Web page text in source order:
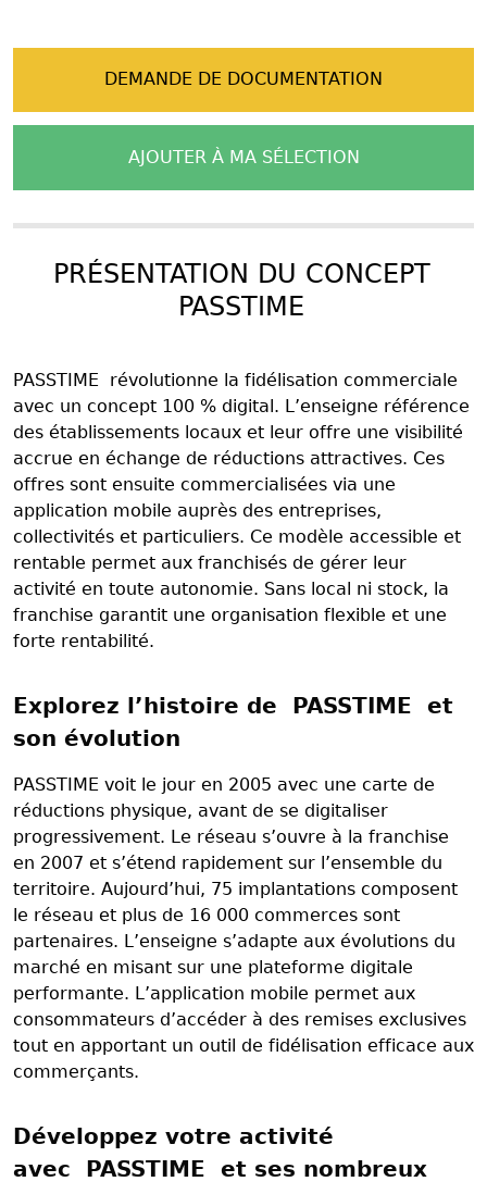
DEMANDE DE DOCUMENTATION
AJOUTER À MA SÉLECTION
PRÉSENTATION DU CONCEPT
PASSTIME
PASSTIME révolutionne la fidélisation commerciale
avec un concept 100 % digital. L’enseigne référence
des établissements locaux et leur offre une visibilité
accrue en échange de réductions attractives. Ces
offres sont ensuite commercialisées via une
application mobile auprès des entreprises,
collectivités et particuliers. Ce modèle accessible et
rentable permet aux franchisés de gérer leur
activité en toute autonomie. Sans local ni stock, la
franchise garantit une organisation flexible et une
forte rentabilité.
Explorez l’histoire de PASSTIME et
son évolution
PASSTIME voit le jour en 2005 avec une carte de
réductions physique, avant de se digitaliser
progressivement. Le réseau s’ouvre à la franchise
en 2007 et s’étend rapidement sur l’ensemble du
territoire. Aujourd’hui, 75 implantations composent
le réseau et plus de 16 000 commerces sont
partenaires. L’enseigne s’adapte aux évolutions du
marché en misant sur une plateforme digitale
performante. L’application mobile permet aux
consommateurs d’accéder à des remises exclusives
tout en apportant un outil de fidélisation efficace aux
commerçants.
Développez votre activité
avec PASSTIME et ses nombreux